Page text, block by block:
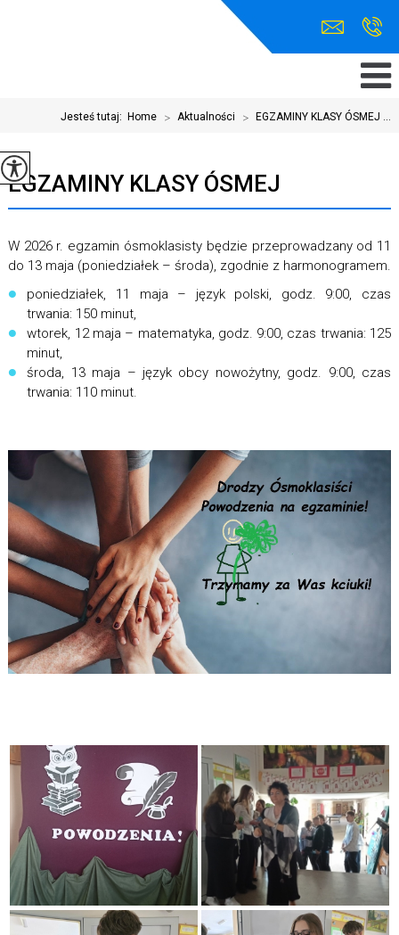
Jesteś tutaj: Home > Aktualności > EGZAMINY KLASY ÓSMEJ ...
EGZAMINY KLASY ÓSMEJ
W 2026 r. egzamin ósmoklasisty będzie przeprowadzany od 11
do 13 maja (poniedziałek – środa), zgodnie z harmonogramem.
poniedziałek, 11 maja – język polski, godz. 9:00, czas
trwania: 150 minut,
wtorek, 12 maja – matematyka, godz. 9:00, czas trwania: 125
minut,
środa, 13 maja – język obcy nowożytny, godz. 9:00, czas
trwania: 110 minut.